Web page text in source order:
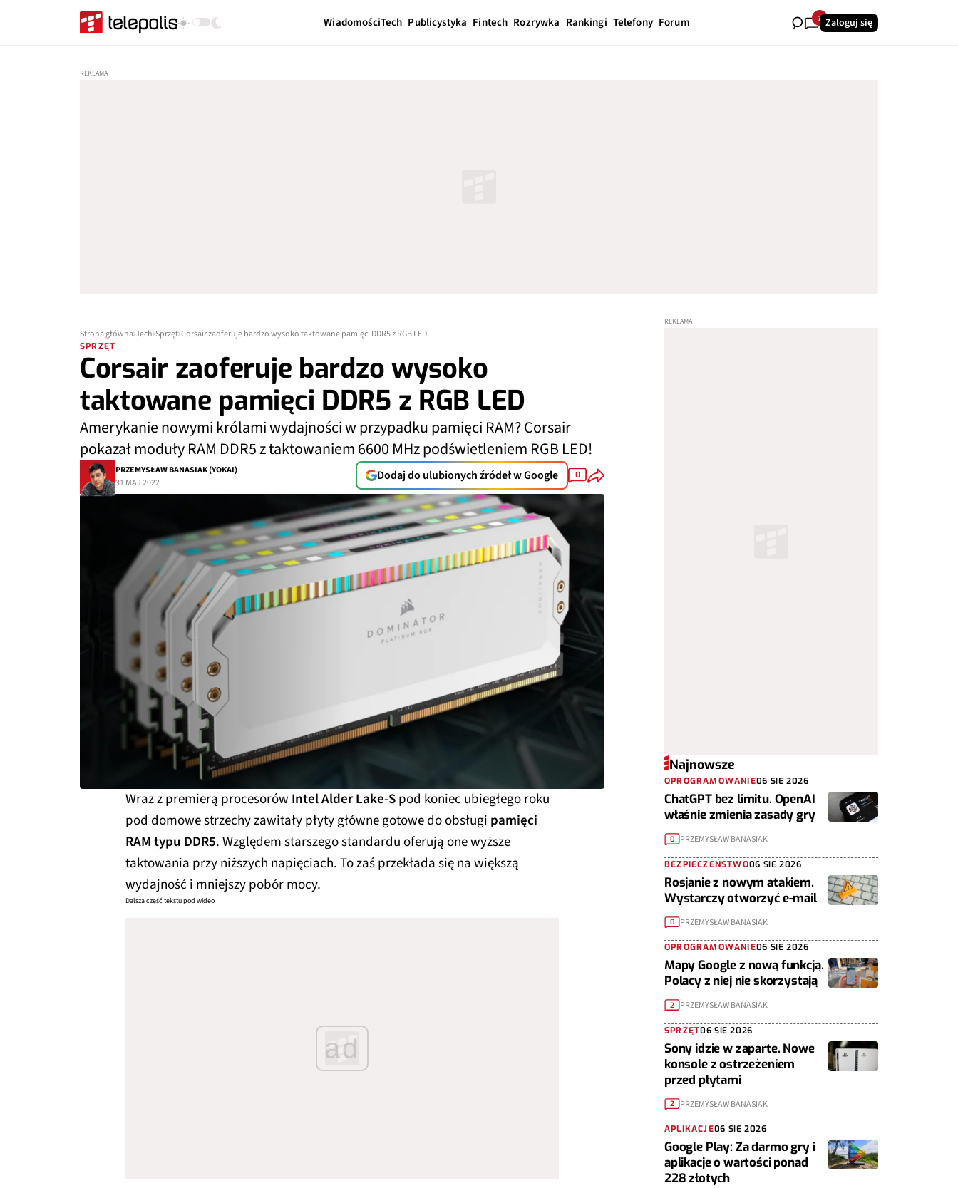
WiadomościTech Publicystyka Fintech Rozrywka Rankingi Telefony Forum 7 Zaloguj się
Strona główna Tech Sprzęt Corsair zaoferuje bardzo wysoko taktowane pamięci DDR5 z RGB LED
SPRZĘT
Corsair zaoferuje bardzo wysoko
taktowane pamięci DDR5 z RGB LED
Amerykanie nowymi królami wydajności w przypadku pamięci RAM? Corsair
pokazał moduły RAM DDR5 z taktowaniem 6600 MHz podświetleniem RGB LED!
PRZEMYSŁAW BANASIAK (YOKAI)
31 MAJ 2022
Dodaj do ulubionych źródeł w Google 0
Wraz z premierą procesorów Intel Alder Lake-Spod koniec ubiegłego roku
pod domowe strzechy zawitały płyty główne gotowe do obsługi pamięci
RAM typu DDR5. Względem starszego standardu oferują one wyższe
taktowania przy niższych napięciach. To zaś przekłada się na większą
wydajność i mniejszy pobór mocy.
Dalsza część tekstu pod wideo
ad
Najnowsze
OPROGRAMOWANIE06 SIE 2026
ChatGPT bez limitu. OpenAI
właśnie zmienia zasady gry
0 PRZEMYSŁAW BANASIAK
BEZPIECZEŃSTWO06 SIE 2026
Rosjanie z nowym atakiem.
Wystarczy otworzyć e-mail
0 PRZEMYSŁAW BANASIAK
OPROGRAMOWANIE06 SIE 2026
Mapy Google z nową funkcją.
Polacy z niej nie skorzystają
2 PRZEMYSŁAW BANASIAK
SPRZĘT06 SIE 2026
Sony idzie w zaparte. Nowe
konsole z ostrzeżeniem
przed płytami
2 PRZEMYSŁAW BANASIAK
APLIKACJE06 SIE 2026
Google Play: Za darmo gry i
aplikacje o wartości ponad
228 złotych